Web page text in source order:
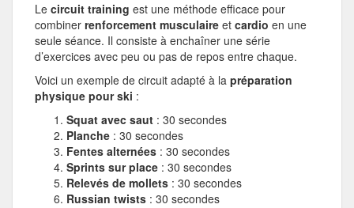
Le circuit training est une méthode efficace pour
combiner renforcement musculaire et cardio en une
seule séance. Il consiste à enchaîner une série
d’exercices avec peu ou pas de repos entre chaque.
Voici un exemple de circuit adapté à la préparation
physique pour ski :
Squat avec saut : 30 secondes
Planche : 30 secondes
Fentes alternées : 30 secondes
Sprints sur place : 30 secondes
Relevés de mollets : 30 secondes
Russian twists : 30 secondes